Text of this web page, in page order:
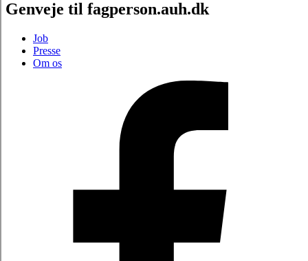
Genveje til fagperson.auh.dk
Job
Presse
Om os